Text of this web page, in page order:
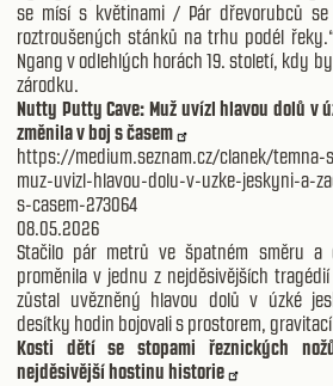
se mísí s květinami / Pár dřevorubců
roztroušených stánků na trhu podél
Ngang v odlehlých horách 19. století, kdy
zárodku.
Nutty Putty Cave: Muž uvízl hlavou dolů v
změnila v boj s časem
https://medium.seznam.cz/clanek/
muz-uvizl-hlavou-dolu-v-uzke-jeskyni-a-
s-casem-273064
08.05.2026
Stačilo pár metrů ve špatném směru a
proměnila v jednu z nejděsivějších
zůstal uvězněný hlavou dolů v úzké
desítky hodin bojovali s prostorem,
Kosti dětí se stopami řeznických
nejděsivější hostinu historie